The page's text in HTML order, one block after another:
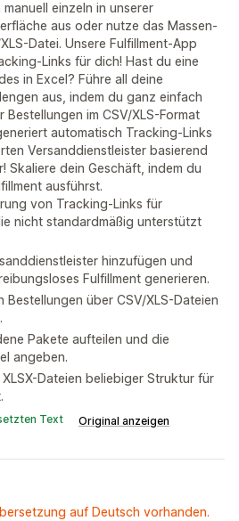
einzeln in unserer
aus oder nutze das Massen-
Datei. Unsere Fulfillment-App
Links für dich! Hast du eine
in Excel? Führe all deine
aus, indem du ganz einfach
im CSV/XLS-Format
automatisch Tracking-Links
Versanddienstleister basierend
Skaliere dein Geschäft, indem du
ausführst.
von Tracking-Links für
nicht standardmäßig unterstützt
hinzufügen und
Fulfillment generieren.
Bestellungen über CSV/XLS-Dateien
Pakete aufteilen und die
angeben.
Dateien beliebiger Struktur für
Text Original anzeigen
auf Deutsch vorhanden.